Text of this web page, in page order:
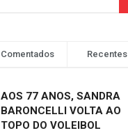
Comentados Recentes
AOS 77 ANOS, SANDRA
BARONCELLI VOLTA AO
TOPO DO VOLEIBOL